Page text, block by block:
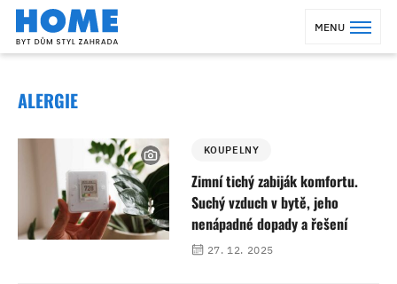
MENU
ALERGIE
KOUPELNY
Zimní tichý zabiják komfortu.
Suchý vzduch v bytě, jeho
nenápadné dopady a řešení
27. 12. 2025